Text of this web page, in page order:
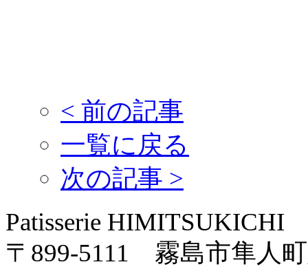
< 前の記事
一覧に戻る
次の記事 >
Patisserie HIMITSUKICHI
〒899-5111 霧島市隼人